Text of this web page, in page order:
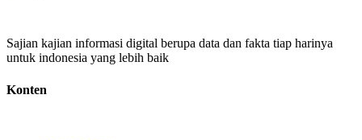
Sajian kajian informasi digital berupa data dan fakta tiap harinya
untuk indonesia yang lebih baik
Konten